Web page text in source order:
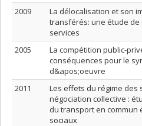
2009
La délocalisation et son
transférés: une étude de
services
2005
La compétition public-
conséquences pour le
d&apos;oeuvre
2011
Les effets du régime des
négociation collective :
du transport en commun
sociaux